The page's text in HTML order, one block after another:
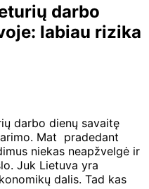
darbo
labiau rizika
darbo dienų savaitę
Mat pradedant
niekas neapžvelgė ir
Juk Lietuva yra
dalis. Tad kas